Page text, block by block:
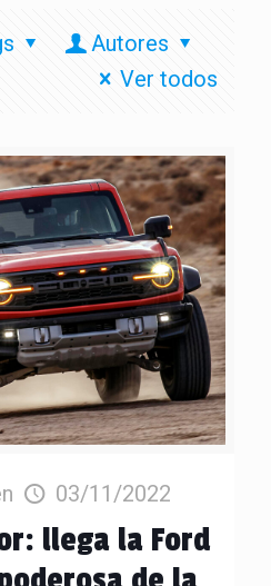
Autores
Ver todos
03/11/2022
llega la Ford